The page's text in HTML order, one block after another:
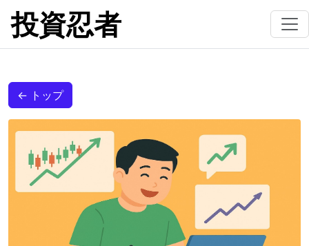
投資忍者
← トップ